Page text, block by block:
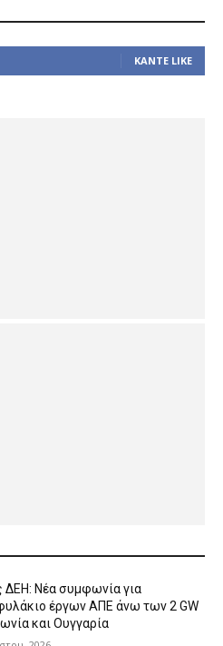
ΚΆΝΤΕ LIKE
ΔΕΗ: Νέα συμφωνία για
έργων ΑΠΕ άνω των 2 GW
και Ουγγαρία